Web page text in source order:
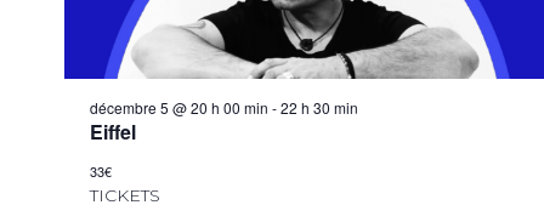
décembre 5 @ 20 h 00 min -22 h 30 min
Eiffel
33€
TICKETS